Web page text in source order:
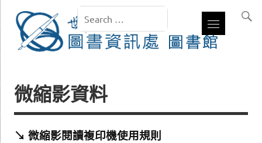
微縮影資料
↘ 微縮影閱讀複印機使用規則